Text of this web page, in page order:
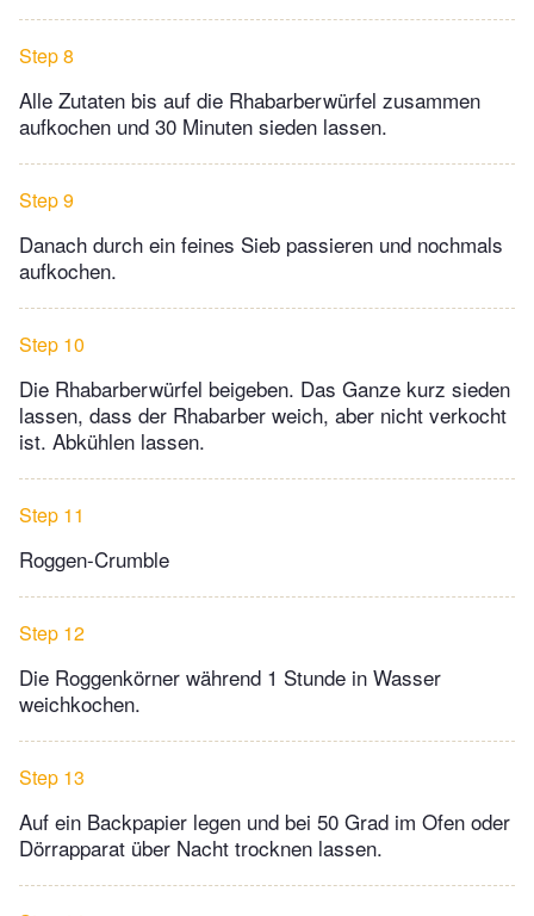
Step 8
Alle Zutaten bis auf die Rhabarberwürfel zusammen
aufkochen und 30 Minuten sieden lassen.
Step 9
Danach durch ein feines Sieb passieren und nochmals
aufkochen.
Step 10
Die Rhabarberwürfel beigeben. Das Ganze kurz sieden
lassen, dass der Rhabarber weich, aber nicht verkocht
ist. Abkühlen lassen.
Step 11
Roggen-Crumble
Step 12
Die Roggenkörner während 1 Stunde in Wasser
weichkochen.
Step 13
Auf ein Backpapier legen und bei 50 Grad im Ofen oder
Dörrapparat über Nacht trocknen lassen.